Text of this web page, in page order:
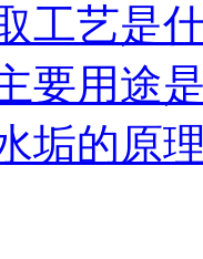
工艺是
要用途
垢的原